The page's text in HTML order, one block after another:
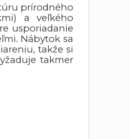
prírodného
a veľkého
usporiadanie
Nábytok sa
takže si
takmer